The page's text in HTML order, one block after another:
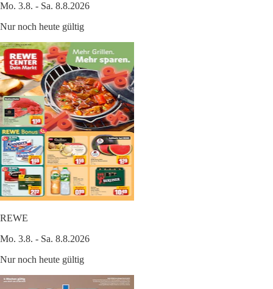
Mo. 3.8. - Sa. 8.8.2026
Nur noch heute gültig
REWE
Mo. 3.8. - Sa. 8.8.2026
Nur noch heute gültig